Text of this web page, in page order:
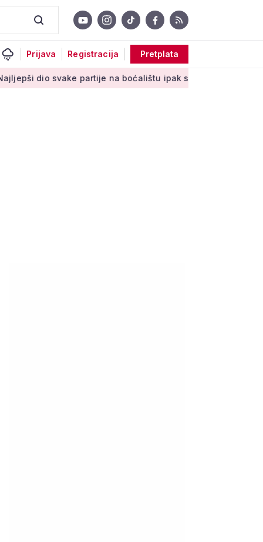
Prijava Registracija Pretplata
partije na boćalištu ipak su zajednički trenuci'